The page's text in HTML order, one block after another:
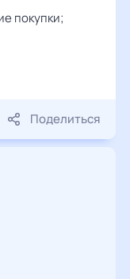
покупки;
Поделиться